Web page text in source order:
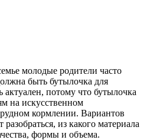
молодые родители часто
быть бутылочка для
потому что бутылочка
на искусственном
кормлении. Вариантов
из какого материала
формы и объема.